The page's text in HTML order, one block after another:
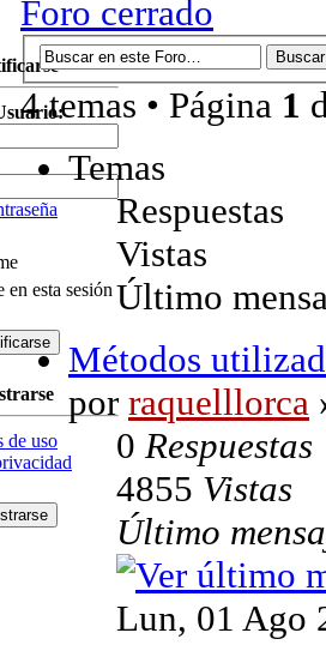
en esta sesión
de uso
Foro cerrado
4 temas • Página 1
Temas
Respuestas
Vistas
Último
Métodos
por raquelllorca
0 Respuestas
4855 Vistas
Último
Lun, 01 Ago